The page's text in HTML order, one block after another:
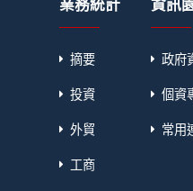
業務統計
摘要
投資
外貿
工商
資訊
政府
個資
常用